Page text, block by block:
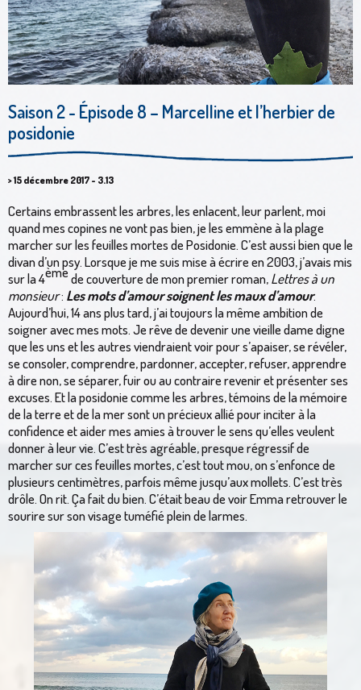
Saison 2 - Épisode 8 – Marcelline et l’herbier de
posidonie
> 15 décembre 2017 - 3.13
Certains embrassent les arbres, les enlacent, leur parlent, moi
quand mes copines ne vont pas bien, je les emmène à la plage
marcher sur les feuilles mortes de Posidonie. C’est aussi bien que le
divan d’un psy. Lorsque je me suis mise à écrire en 2003, j’avais mis
sur la 4èmede couverture de mon premier roman,Lettres à un
monsieur: Les mots d’amour soignent les maux d’amour.
Aujourd’hui, 14 ans plus tard, j’ai toujours la même ambition de
soigner avec mes mots. Je rêve de devenir une vieille dame digne
que les uns et les autres viendraient voir pour s’apaiser, se révéler,
se consoler, comprendre, pardonner, accepter, refuser, apprendre
à dire non, se séparer, fuir ou au contraire revenir et présenter ses
excuses. Et la posidonie comme les arbres, témoins de la mémoire
de la terre et de la mer sont un précieux allié pour inciter à la
confidence et aider mes amies à trouver le sens qu’elles veulent
donner à leur vie. C’est très agréable, presque régressif de
marcher sur ces feuilles mortes, c’est tout mou, on s’enfonce de
plusieurs centimètres, parfois même jusqu’aux mollets. C’est très
drôle. On rit. Ça fait du bien. C’était beau de voir Emma retrouver le
sourire sur son visage tuméfié plein de larmes.